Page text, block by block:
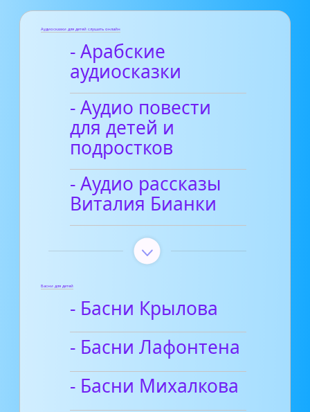
Аудиосказки для детей слушать онлайн
- Арабские
аудиосказки
- Аудио повести
для детей и
подростков
- Аудио рассказы
Виталия Бианки
Басни для детей
- Басни Крылова
- Басни Лафонтена
- Басни Михалкова